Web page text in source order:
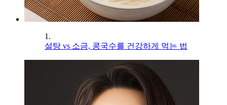
1.
설탕 vs 소금, 콩국수를 건강하게 먹는 법